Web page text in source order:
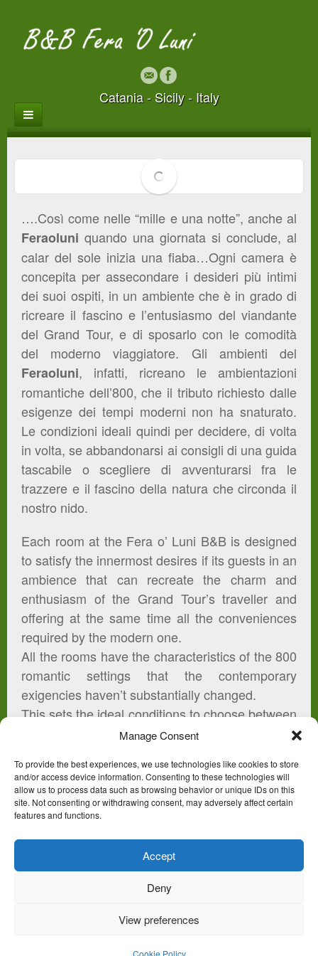
Manage Consent
To provide the best experiences, we use technologies like cookies to store
and/or access device information. Consenting to these technologies will
allow us to process data such as browsing behavior or unique IDs on this
site. Not consenting or withdrawing consent, may adversely affect certain
features and functions.
Accept
Deny
View preferences
Cookie Policy
Catania - Sicily - Italy
….Così come nelle “mille e una notte”, anche al
Feraoluni quando una giornata si conclude, al
calar del sole inizia una fiaba…Ogni camera è
concepita per assecondare i desideri più intimi
dei suoi ospiti, in un ambiente che è in grado di
ricreare il fascino e l’entusiasmo del viandante
del Grand Tour, e di sposarlo con le comodità
del moderno viaggiatore. Gli ambienti del
Feraoluni, infatti, ricreano le ambientazioni
romantiche dell’800, che il tributo richiesto dalle
esigenze dei tempi moderni non ha snaturato.
Le condizioni ideali quindi per decidere, di volta
in volta, se abbandonarsi ai consigli di una guida
tascabile o scegliere di avventurarsi fra le
trazzere e il fascino della natura che circonda il
nostro nido.
Each room at the Fera o’ Luni B&B is designed
to satisfy the innermost desires if its guests in an
ambience that can recreate the charm and
enthusiasm of the Grand Tour’s traveller and
offering at the same time all the conveniences
required by the modern one.
All the rooms have the characteristics of the 800
romantic settings that the contemporary
exigencies haven’t substantially changed.
This sets the ideal conditions to choose between
the suggestions of a tourist guide, or the choice
paths) and the beauty of the nature that
surrounds the nest.
(c) 2013 B&B Feraoluni - Powered by LV7 s.r.l.
CONTACTS Cookie Policy (EU)